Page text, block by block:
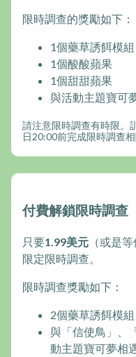
限時調查的獎勵如下：
1個藥草誘餌模組
1個酸酸蘋果
1個甜甜蘋果
與活動主題寶可
請注意限時調查有時限。
日20:00前完成限時調查
付費解鎖限時調查
只要1.99美元 （或是
限定限時調查。
限時調查獎勵如下：
2個藥草誘餌模組
與「信使鳥」、
動主題寶可夢相